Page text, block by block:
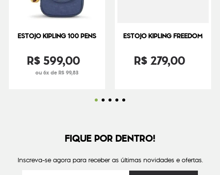
ESTOJO KIPLING 100 PENS
R$599,00
ou 6x de R$ 99,83
ESTOJO KIPLING FREEDOM
R$279,00
FIQUE POR DENTRO!
Inscreva-se agora para receber as últimas novidades e ofertas.